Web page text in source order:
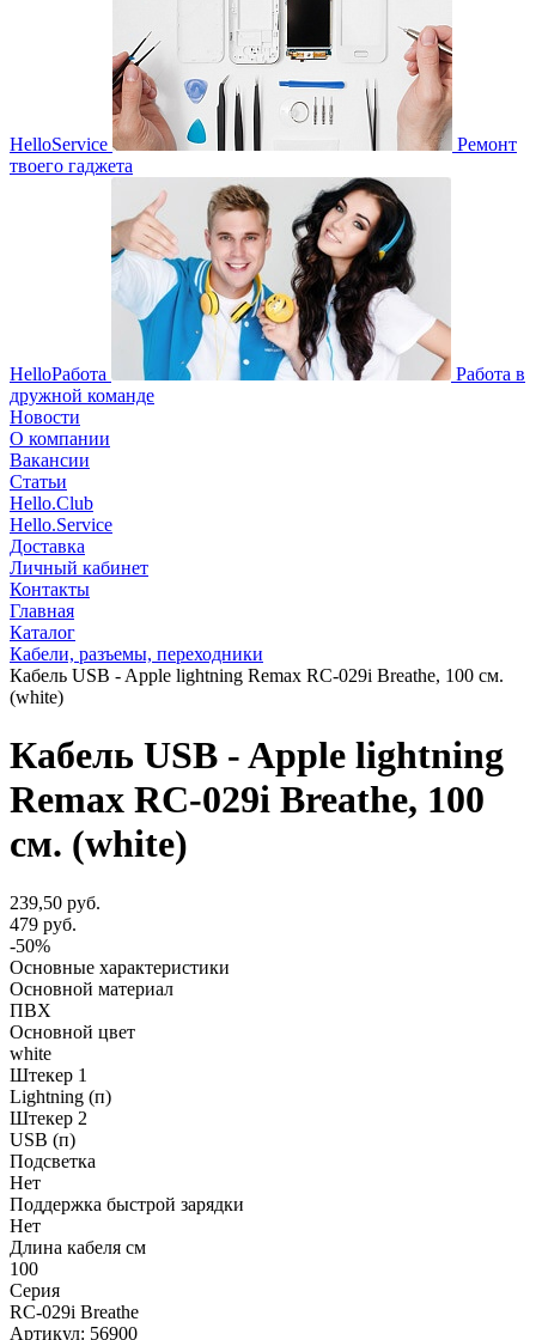
HelloService
Ремонт
твоего гаджета
HelloРабота
Работа в
дружной команде
Новости
О компании
Вакансии
Статьи
Hello.Club
Hello.Service
Доставка
Личный кабинет
Контакты
Главная
Каталог
Кабели, разъемы, переходники
Кабель USB - Apple lightning Remax RC-029i Breathe, 100 см.
(white)
Кабель USB - Apple lightning
Remax RC-029i Breathe, 100
см. (white)
239,50 руб.
479 руб.
-50%
Основные характеристики
Основной материал
ПВХ
Основной цвет
white
Штекер 1
Lightning (п)
Штекер 2
USB (п)
Подсветка
Нет
Поддержка быстрой зарядки
Нет
Длина кабеля см
100
Серия
RC-029i Breathe
Артикул: 56900